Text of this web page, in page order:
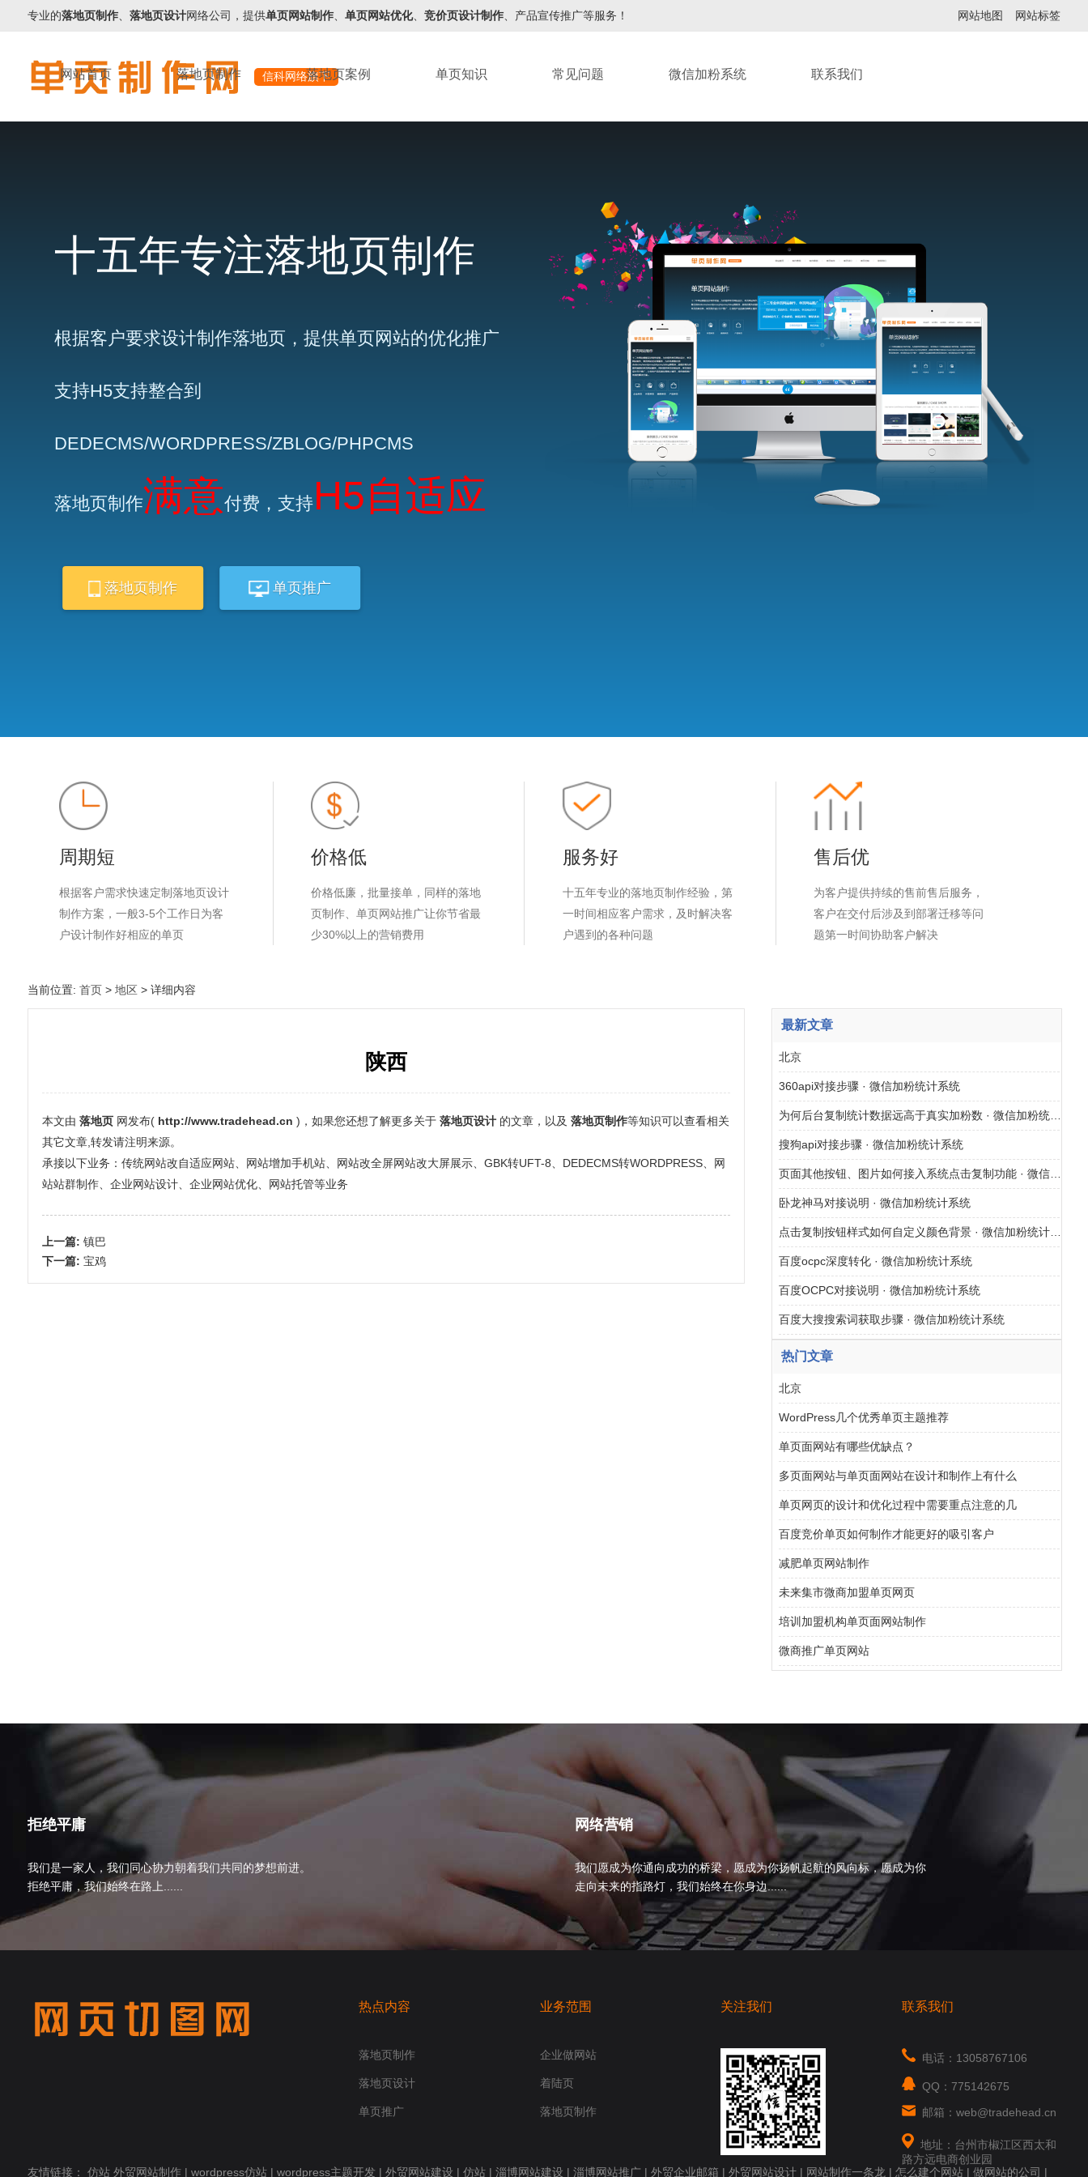
专业的落地页制作、 落地页设计网络公司，提供单页网站制作、 单页网站优化、 竞价页设计制作、产品宣传推广等服务！ 网站地图 网站标签
信科网络旗下
网站首页 落地页制作 落地页案例 单页知识 常见问题 微信加粉系统 联系我们
十五年专注落地页制作
根据客户要求设计制作落地页，提供单页网站的优化推广
支持H5支持整合到
DEDECMS/WORDPRESS/ZBLOG/PHPCMS
落地页制作满意付费，支持H5自适应
落地页制作 单页推广
周期短
根据客户需求快速定制落地页设计
制作方案，一般3-5个工作日为客
户设计制作好相应的单页
价格低
价格低廉，批量接单，同样的落地
页制作、单页网站推广让你节省最
少30%以上的营销费用
服务好
十五年专业的落地页制作经验，第
一时间相应客户需求，及时解决客
户遇到的各种问题
售后优
为客户提供持续的售前售后服务，
客户在交付后涉及到部署迁移等问
题第一时间协助客户解决
当前位置: 首页> 地区> 详细内容
陕西
本文由 落地页 网发布( http://www.tradehead.cn )，如果您还想了解更多关于落地页设计 的文章，以及落地页制作等知识可以查看相关
其它文章,转发请注明来源。
承接以下业务：传统网站改自适应网站、网站增加手机站、网站改全屏网站改大屏展示、GBK转UFT-8、DEDECMS转WORDPRESS、网
站站群制作、企业网站设计、企业网站优化、网站托管等业务
上一篇:镇巴
下一篇:宝鸡
最新文章
北京
360api对接步骤 · 微信加粉统计系统
为何后台复制统计数据远高于真实加粉数 · 微信加粉统计系统
搜狗api对接步骤 · 微信加粉统计系统
页面其他按钮、图片如何接入系统点击复制功能 · 微信加粉统计系统
卧龙神马对接说明 · 微信加粉统计系统
点击复制按钮样式如何自定义颜色背景 · 微信加粉统计系统
百度ocpc深度转化 · 微信加粉统计系统
百度OCPC对接说明 · 微信加粉统计系统
百度大搜搜索词获取步骤 · 微信加粉统计系统
热门文章
北京
WordPress几个优秀单页主题推荐
单页面网站有哪些优缺点？
多页面网站与单页面网站在设计和制作上有什么
单页网页的设计和优化过程中需要重点注意的几
百度竞价单页如何制作才能更好的吸引客户
减肥单页网站制作
未来集市微商加盟单页网页
培训加盟机构单页面网站制作
微商推广单页网站
拒绝平庸
我们是一家人，我们同心协力朝着我们共同的梦想前进。
拒绝平庸，我们始终在路上......
网络营销
我们愿成为你通向成功的桥梁，愿成为你扬帆起航的风向标，愿成为你
走向未来的指路灯，我们始终在你身边......
热点内容
落地页制作
落地页设计
单页推广
业务范围
企业做网站
着陆页
落地页制作
关注我们 联系我们
电话：13058767106
QQ：775142675
邮箱：web@tradehead.cn
地址：台州市椒江区西太和
路方远电商创业园
友情链接： 仿站 外贸网站制作| wordpress仿站| wordpress主题开发| 外贸网站建设 | 仿站| 淄博网站建设 | 淄博网站推广| 外贸企业邮箱 | 外贸网站设计| 网站制作一条龙 | 怎么建个网站| 做网站的公司 |